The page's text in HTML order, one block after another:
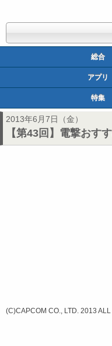
総合
アプリ
特集
2013年6月7日（金）
【第43回】電撃おす
(C)CAPCOM CO., LTD. 2013